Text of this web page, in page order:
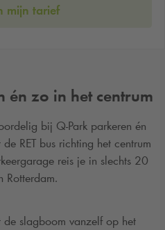
mijn tarief
zo in het centrum
bij Q-Park parkeren én
RET bus richting het centrum
reis je in slechts 20
Rotterdam.
slagboom vanzelf op het